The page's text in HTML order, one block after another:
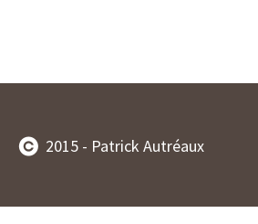
2015 - Patrick Autréaux